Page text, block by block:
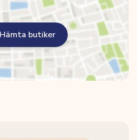
Hämta butiker